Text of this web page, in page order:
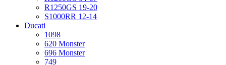
R1250GS 19-20
S1000RR 12-14
Ducati
1098
620 Monster
696 Monster
749